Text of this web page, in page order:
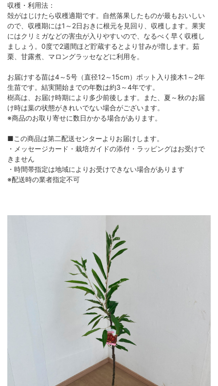
収穫・利用法：
殻がはじけたら収穫適期です。自然落果したものが最もおいしい
ので、収穫期には1～2日おきに根元を見回り、収穫します。果実
にはクリミガなどの害虫が入りやすいので、なるべく早く収穫し
ましょう。0度で2週間ほど貯蔵するとより甘みが増します。茹
栗、甘露煮、マロングラッセなどに利用を。
お届けする苗は4～5号（直径12～15cm）ポット入り接木1～2年
生苗です。結実開始までの年数は約3～4年です。
樹高は、お届け時期により多少前後します。また、夏～秋のお届
け時は葉の状態がきれいでない場合がございます。
※商品のお取り寄せに数日かかる場合があります。
■この商品は第二配送センターよりお届けします。
・メッセージカード・栽培ガイドの添付・ラッピングはお受けで
きません
・時間帯指定は地域によりお受けできない場合があります
※配送時の業者指定不可